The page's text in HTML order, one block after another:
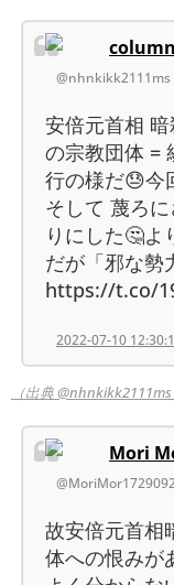
@nhnkikk2111ms
安倍元首相
の宗教団体 =
行の様だ😓今
そして 蔑ろ
りにした🤔よ
だが「邪な勢
https://t.co/
2022-07-10
（出典 @nhnkikk2111ms
Mori
故安倍元首相
体への恨みが